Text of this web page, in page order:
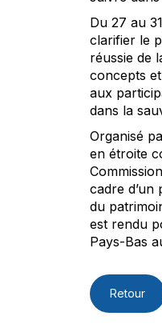
Du 27 au
clarifier le
réussie de
concepts
aux
dans la
Organisé
en étroite
cadre
du
est rendu
Pays-Bas
Retour